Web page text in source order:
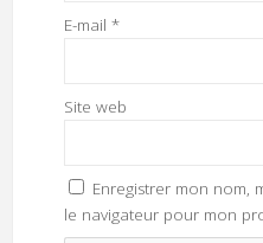
E-mail *
Site web
Enregistrer mon nom,
le navigateur pour mon